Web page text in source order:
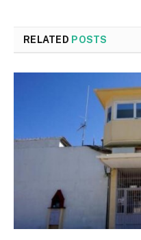
RELATED POSTS